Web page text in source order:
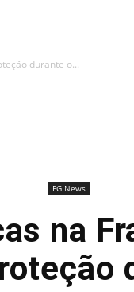
durante o...
FG News
na